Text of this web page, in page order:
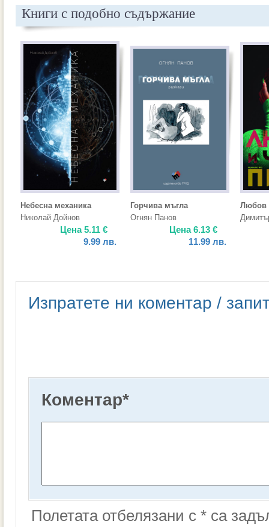
Книги с подобно съдържание
Небесна механика
Николай Дойнов
Цена5.11 €
9.99 лв.
Горчива мъгла
Огнян Панов
Цена6.13 €
11.99 лв.
Любов
Изпратете ни коментар /
Коментар*
Полетата отбелязани с * са